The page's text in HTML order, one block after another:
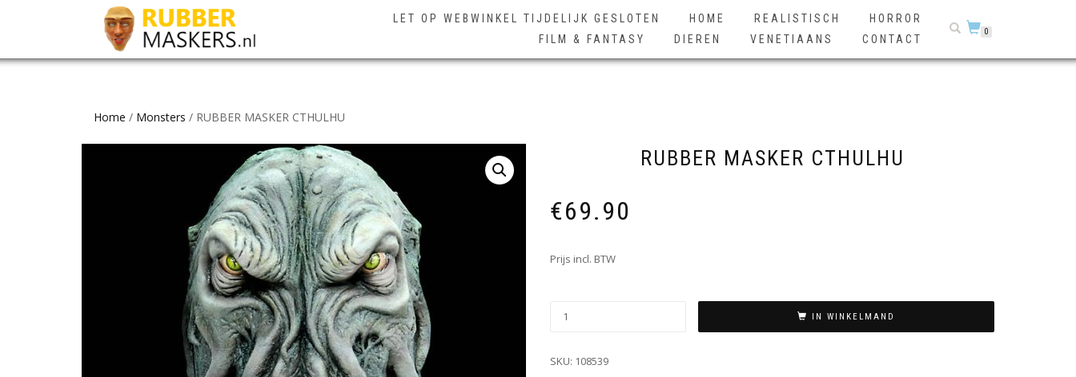
LET OP WEBWINKEL TIJDELIJK GESLOTEN HOME REALISTISCH
HORROR
FILM & FANTASY
DIEREN VENETIAANS CONTACT
0
Home / Monsters / RUBBER MASKER CTHULHU
RUBBER MASKER CTHULHU
€69.90
Prijs incl. BTW
IN WINKELMAND
SKU: 108539